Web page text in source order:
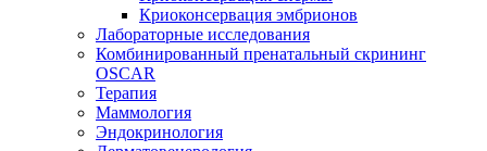
Криоконсервация эмбрионов
Лабораторные исследования
Комбинированный пренатальный скрининг
OSCAR
Терапия
Маммология
Эндокринология